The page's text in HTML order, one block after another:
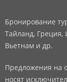
Бронирование
Тайланд,
Вьетнам и др.
Предложения на
носят